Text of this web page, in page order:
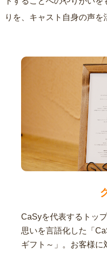
りを、キャスト自身の声を
CaSyを代表するトッ
思いを言語化した「
ギフト～」。お客様に